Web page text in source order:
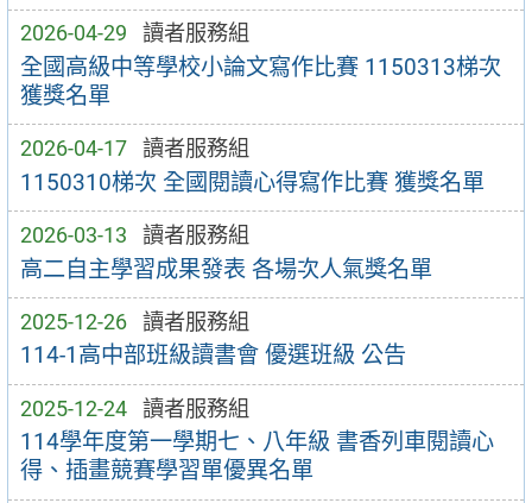
2026-04-29 讀者服務組
全國高級中等學校小論文寫作比賽 1150313梯次
獲獎名單
2026-04-17 讀者服務組
1150310梯次 全國閱讀心得寫作比賽 獲獎名單
2026-03-13 讀者服務組
高二自主學習成果發表 各場次人氣獎名單
2025-12-26 讀者服務組
114-1高中部班級讀書會 優選班級 公告
2025-12-24 讀者服務組
114學年度第一學期七、八年級 書香列車閱讀心
得、插畫競賽學習單優異名單